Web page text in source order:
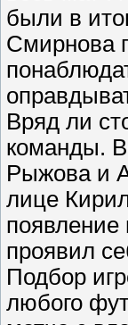
были в
Смирнова
Вряд ли
команды.
Рыжова и
лице
появление
проявил
Подбор
любого